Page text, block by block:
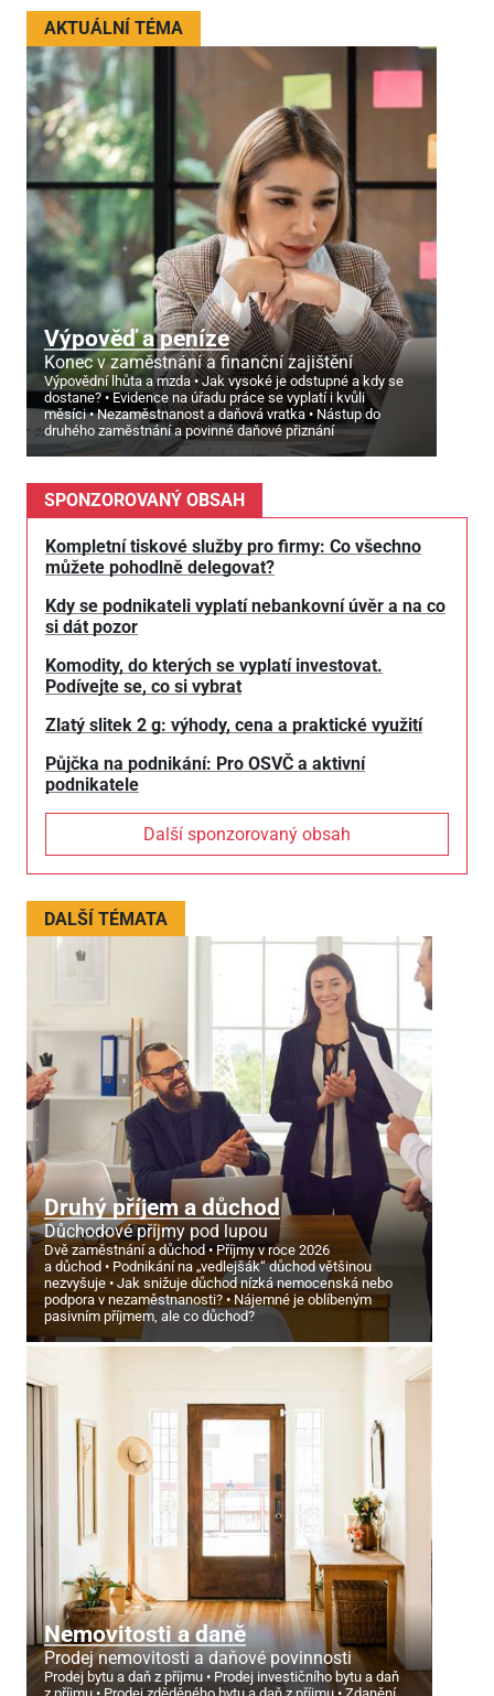
AKTUÁLNÍ TÉMA
Výpověď a peníze
Konec v zaměstnání a finanční zajištění
Výpovědní lhůta a mzda
Jak vysoké je odstupné a kdy se
dostane?
Evidence na úřadu práce se vyplatí i kvůli
měsíci
Nezaměstnanost a daňová vratka
Nástup do
druhého zaměstnání a povinné daňové přiznání
SPONZOROVANÝ OBSAH
Kompletní tiskové služby pro firmy: Co všechno
můžete pohodlně delegovat?
Kdy se podnikateli vyplatí nebankovní úvěr a na co
si dát pozor
Komodity, do kterých se vyplatí investovat.
Podívejte se, co si vybrat
Zlatý slitek 2 g: výhody, cena a praktické využití
Půjčka na podnikání: Pro OSVČ a aktivní
podnikatele
Další sponzorovaný obsah
DALŠÍ TÉMATA
Druhý příjem a důchod
Důchodové příjmy pod lupou
Dvě zaměstnání a důchod
Příjmy v roce 2026
a důchod
Podnikání na „vedlejšák“ důchod většinou
nezvyšuje
Jak snižuje důchod nízká nemocenská nebo
podpora v nezaměstnanosti?
Nájemné je oblíbeným
pasivním příjmem, ale co důchod?
Nemovitosti a daně
Prodej nemovitosti a daňové povinnosti
Prodej bytu a daň z příjmu
Prodej investičního bytu a daň